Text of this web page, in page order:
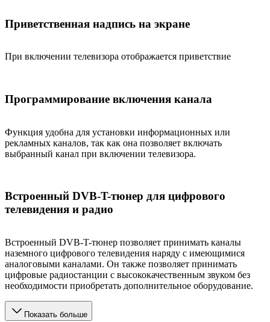
Приветственная надпись на экране
При включении телевизора отображается приветствие
Программирование включения канала
Функция удобна для установки информационных или
рекламных каналов, так как она позволяет включать
выбранный канал при включении телевизора.
Встроенный DVB-T-тюнер для цифрового
телевидения и радио
Встроенный DVB-T-тюнер позволяет принимать каналы
наземного цифрового телевидения наряду с имеющимися
аналоговыми каналами. Он также позволяет принимать
цифровые радиостанции с высококачественным звуком без
необходимости приобретать дополнительное оборудование.
Показать больше